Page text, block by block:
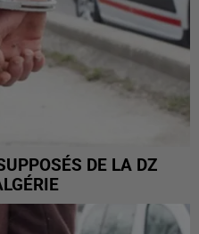
DE LA DZ